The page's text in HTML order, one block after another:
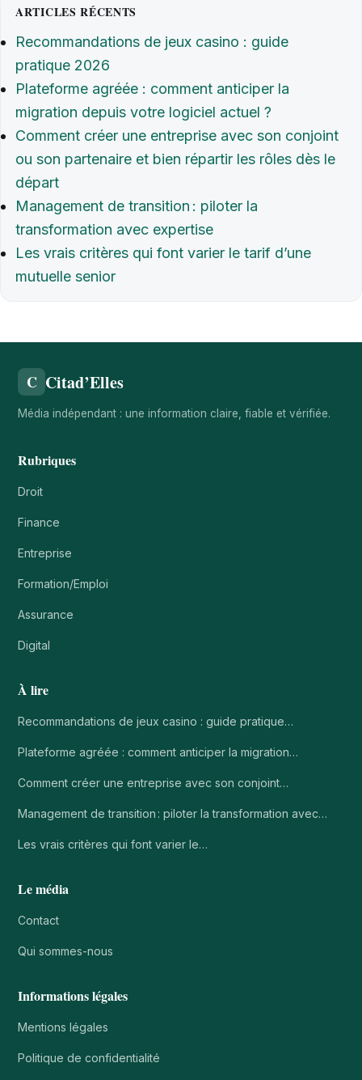
ARTICLES RÉCENTS
Recommandations de jeux casino : guide
pratique 2026
Plateforme agréée : comment anticiper la
migration depuis votre logiciel actuel ?
Comment créer une entreprise avec son conjoint
ou son partenaire et bien répartir les rôles dès le
départ
Management de transition : piloter la
transformation avec expertise
Les vrais critères qui font varier le tarif d’une
mutuelle senior
C Citad’Elles
Média indépendant : une information claire, fiable et vérifiée.
Rubriques
Droit
Finance
Entreprise
Formation/Emploi
Assurance
Digital
À lire
Recommandations de jeux casino : guide pratique…
Plateforme agréée : comment anticiper la migration…
Comment créer une entreprise avec son conjoint…
Management de transition : piloter la transformation avec…
Les vrais critères qui font varier le…
Le média
Contact
Qui sommes-nous
Informations légales
Mentions légales
Politique de confidentialité